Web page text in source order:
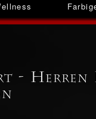
- Herren